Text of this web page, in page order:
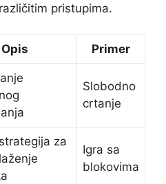
pristupima.
Opis Primer
Slobodno
crtanje
za
Igra sa
blokovima